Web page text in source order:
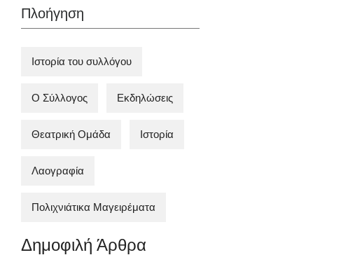
Πλοήγηση
Ιστορία του συλλόγου
Ο Σύλλογος Εκδηλώσεις
Θεατρική Ομάδα Ιστορία
Λαογραφία
Πολιχνιάτικα Mαγειρέματα
Δημοφιλή Άρθρα